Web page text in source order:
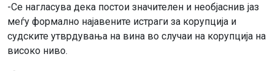
-Се нагласува дека постои значителен и необјаснив јаз
меѓу формално најавените истраги за корупција и
судските утврдувања на вина во случаи на корупција на
високо ниво.